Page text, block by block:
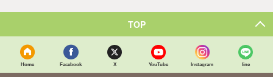
TOP
Home Facebook X YouTube Instagram line